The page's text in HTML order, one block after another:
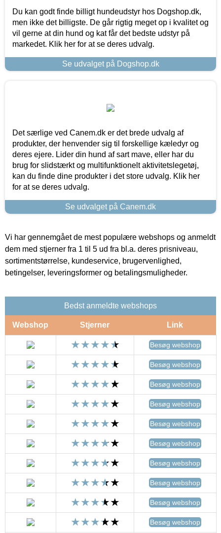
Du kan godt finde billigt hundeudstyr hos Dogshop.dk,
men ikke det billigste. De går rigtig meget op i kvalitet og
vil gerne at din hund og kat får det bedste udstyr på
markedet. Klik her for at se deres udvalg.
Se udvalget på Dogshop.dk
Det særlige ved Canem.dk er det brede udvalg af
produkter, der henvender sig til forskellige kæledyr og
deres ejere. Lider din hund af sart mave, eller har du
brug for slidstærkt og multifunktionelt aktivitetslegetøj,
kan du finde dine produkter i det store udvalg. Klik her
for at se deres udvalg.
Se udvalget på Canem.dk
Vi har gennemgået de mest populære webshops og anmeldt
dem med stjerner fra 1 til 5 ud fra bl.a. deres prisniveau,
sortimentstørrelse, kundeservice, brugervenlighed,
betingelser, leveringsformer og betalingsmuligheder.
Bedst anmeldte webshops
Webshop Stjerner Link
Besøg webshop
Besøg webshop
Besøg webshop
Besøg webshop
Besøg webshop
Besøg webshop
Besøg webshop
Besøg webshop
Besøg webshop
Besøg webshop